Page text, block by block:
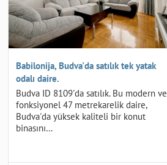
Babilonija, Budva'da satılık tek yatak
odalı daire.
Budva ID 8109'da satılık. Bu modern ve
fonksiyonel 47 metrekarelik daire,
Budva'da yüksek kaliteli bir konut
binasını…